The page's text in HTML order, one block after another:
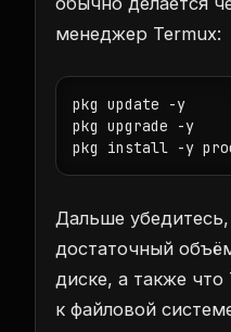
менеджер Termux:
pkg update -y
pkg upgrade -y
pkg install -y
Дальше убедитесь,
достаточный
диске, а также
к файловой